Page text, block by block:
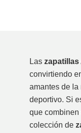
Las zapatillas
convirtiendo
amantes de la
deportivo. Si
que combinen
colección de